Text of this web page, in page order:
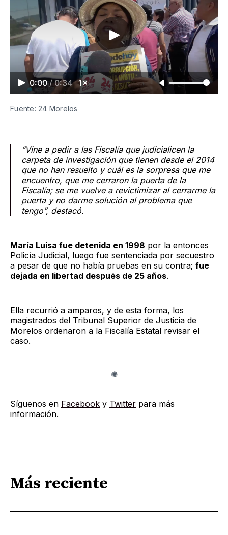
0:00 / 0:34 1×
Fuente: 24 Morelos
“Vine a pedir a las Fiscalía que judicialicen la
carpeta de investigación que tienen desde el 2014
que no han resuelto y cuál es la sorpresa que me
encuentro, que me cerraron la puerta de la
Fiscalía; se me vuelve a revictimizar al cerrarme la
puerta y no darme solución al problema que
tengo”, destacó.
María Luisa fue detenida en 1998 por la entonces
Policía Judicial, luego fue sentenciada por secuestro
a pesar de que no había pruebas en su contra; fue
dejada en libertad después de 25 años.
Ella recurrió a amparos, y de esta forma, los
magistrados del Tribunal Superior de Justicia de
Morelos ordenaron a la Fiscalía Estatal revisar el
caso.
Síguenos en Facebook y Twitter para más
información.
Más reciente